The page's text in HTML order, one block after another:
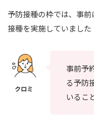
予防接種の枠では、事
接種を実施していました
事前予
る予防
いるこ